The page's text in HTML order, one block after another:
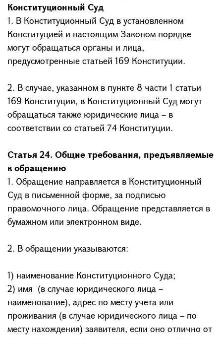
Конституционный Суд
1. В Конституционный Суд в установленном
Конституцией и настоящим Законом порядке
могут обращаться органы и лица,
предусмотренные статьей 169 Конституции.
2. В случае, указанном в пункте 8 части 1 статьи
169 Конституции, в Конституционный Суд могут
обращаться также юридические лица – в
соответствии со статьей 74 Конституции.
Статья 24. Общие требования, предъявляемые
к обращению
1. Обращение направляется в Конституционный
Суд в письменной форме, за подписью
правомочного лица. Обращение представляется в
бумажном или электронном виде.
2. В обращении указываются:
1) наименование Конституционного Суда;
2) имя (в случае юридического лица –
наименование), адрес по месту учета или
проживания (в случае юридического лица – по
месту нахождения) заявителя, если оно отлично от